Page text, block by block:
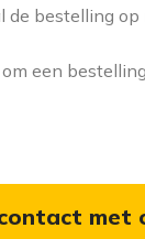
de bestelling
een
met